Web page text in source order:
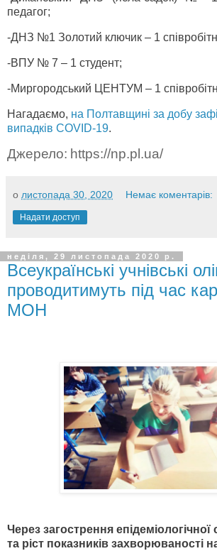
педагог;
-ДНЗ №1 Золотий ключик – 1
-ВПУ № 7 – 1 студент;
-Миргородський ЦЕНТУМ – 1
Нагадаємо, на Полтавщині за добу
випадків COVID-19.
Джерело: https://np.pl.ua/
о листопада 30, 2020 Немає коментарів:
Надати доступ
неділя, 29 листопада 2020 р.
Всеукраїнські учнівські
проводитимуть під час
МОН
Через загострення епідеміологічної
та ріст показників захворюваності